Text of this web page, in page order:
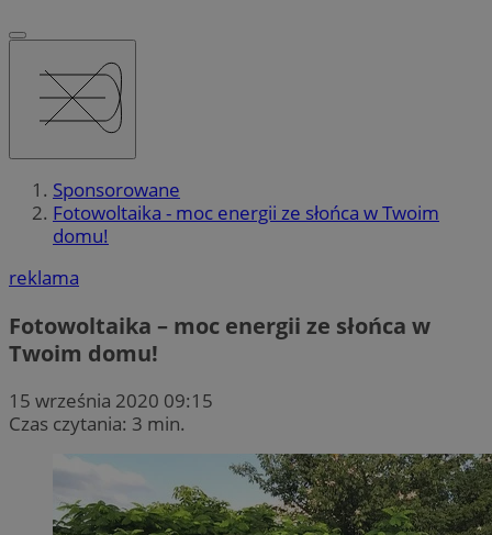
Sponsorowane
Fotowoltaika - moc energii ze słońca w Twoim
domu!
reklama
Fotowoltaika – moc energii ze słońca w
Twoim domu!
15 września 2020 09:15
Czas czytania: 3 min.